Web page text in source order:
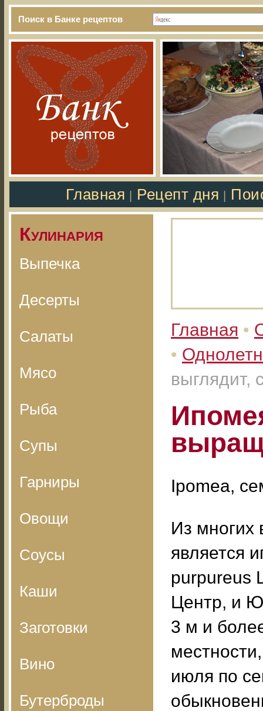
Поиск в Банке рецептов
Главная Рецепт дня
Кулинария
Выпечка
Десерты
Салаты
Мясо
Рыба
Супы
Гарниры
Овощи
Соусы
Каши
Заготовки
Вино
Бутерброды
Главная •
•
выглядит,
Ipomea,
Из многих
является
purpureus
Центр, и
3 м и
июля по